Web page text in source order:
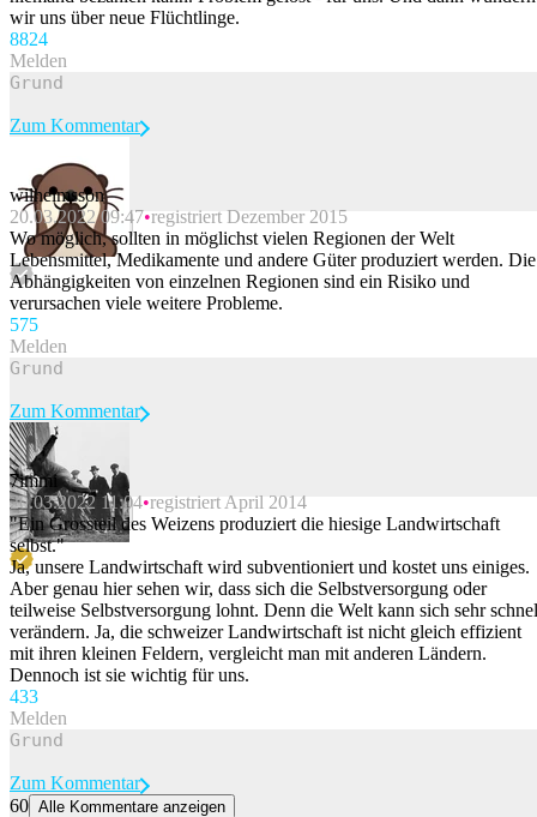
wir uns über neue Flüchtlinge.
8824
Melden
Beitrag melden
Zum Kommentar
wilhelmsson
20.03.2022 09:47 registriert Dezember 2015
Wo möglich, sollten in möglichst vielen Regionen der Welt
Lebensmittel, Medikamente und andere Güter produziert werden. Die
Abhängigkeiten von einzelnen Regionen sind ein Risiko und
verursachen viele weitere Probleme.
575
Melden
Beitrag melden
Zum Kommentar
7immi
20.03.2022 11:04 registriert April 2014
"Ein Grossteil des Weizens produziert die hiesige Landwirtschaft
selbst."
Ja, unsere Landwirtschaft wird subventioniert und kostet uns einiges.
Aber genau hier sehen wir, dass sich die Selbstversorgung oder
teilweise Selbstversorgung lohnt. Denn die Welt kann sich sehr
verändern. Ja, die schweizer Landwirtschaft ist nicht gleich effizient
mit ihren kleinen Feldern, vergleicht man mit anderen Ländern.
Dennoch ist sie wichtig für uns.
433
Melden
Zum Kommentar
60 Alle Kommentare anzeigen